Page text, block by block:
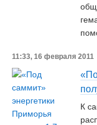
11:33, 16 февраля 2011
К